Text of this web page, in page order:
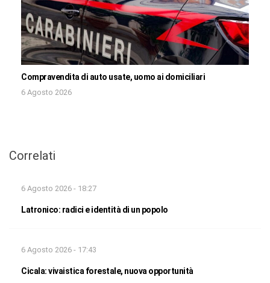
Compravendita di auto usate, uomo ai domiciliari
6 Agosto 2026
Correlati
6 Agosto 2026 - 18:27
Latronico: radici e identità di un popolo
6 Agosto 2026 - 17:43
Cicala: vivaistica forestale, nuova opportunità